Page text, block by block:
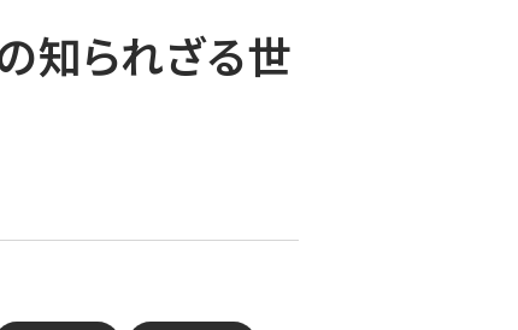
知られざる世